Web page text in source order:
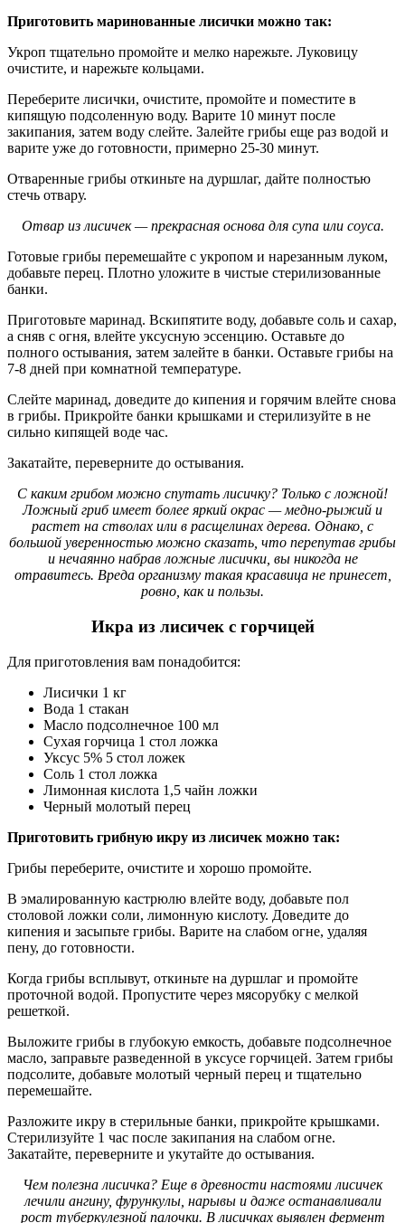
Приготовить маринованные лисички можно так:
Укроп тщательно промойте и мелко нарежьте. Луковицу
очистите, и нарежьте кольцами.
Переберите лисички, очистите, промойте и поместите в
кипящую подсоленную воду. Варите 10 минут после
закипания, затем воду слейте. Залейте грибы еще раз водой и
варите уже до готовности, примерно 25-30 минут.
Отваренные грибы откиньте на дуршлаг, дайте полностью
стечь отвару.
Отвар из лисичек — прекрасная основа для супа или соуса.
Готовые грибы перемешайте с укропом и нарезанным луком,
добавьте перец. Плотно уложите в чистые стерилизованные
банки.
Приготовьте маринад. Вскипятите воду, добавьте соль и сахар,
а сняв с огня, влейте уксусную эссенцию. Оставьте до
полного остывания, затем залейте в банки. Оставьте грибы на
7-8 дней при комнатной температуре.
Слейте маринад, доведите до кипения и горячим влейте снова
в грибы. Прикройте банки крышками и стерилизуйте в не
сильно кипящей воде час.
Закатайте, переверните до остывания.
С каким грибом можно спутать лисичку? Только с ложной!
Ложный гриб имеет более яркий окрас — медно-рыжий и
растет на стволах или в расщелинах дерева. Однако, с
большой уверенностью можно сказать, что перепутав грибы
и нечаянно набрав ложные лисички, вы никогда не
отравитесь. Вреда организму такая красавица не принесет,
ровно, как и пользы.
Икра из лисичек с горчицей
Для приготовления вам понадобится:
Лисички 1 кг
Вода 1 стакан
Масло подсолнечное 100 мл
Сухая горчица 1 стол ложка
Уксус 5% 5 стол ложек
Соль 1 стол ложка
Лимонная кислота 1,5 чайн ложки
Черный молотый перец
Приготовить грибную икру из лисичек можно так:
Грибы переберите, очистите и хорошо промойте.
В эмалированную кастрюлю влейте воду, добавьте пол
столовой ложки соли, лимонную кислоту. Доведите до
кипения и засыпьте грибы. Варите на слабом огне, удаляя
пену, до готовности.
Когда грибы всплывут, откиньте на дуршлаг и промойте
проточной водой. Пропустите через мясорубку с мелкой
решеткой.
Выложите грибы в глубокую емкость, добавьте подсолнечное
масло, заправьте разведенной в уксусе горчицей. Затем грибы
подсолите, добавьте молотый черный перец и тщательно
перемешайте.
Разложите икру в стерильные банки, прикройте крышками.
Стерилизуйте 1 час после закипания на слабом огне.
Закатайте, переверните и укутайте до остывания.
Чем полезна лисичка? Еще в древности настоями лисичек
лечили ангину, фурункулы, нарывы и даже останавливали
рост туберкулезной палочки. В лисичках выявлен фермент